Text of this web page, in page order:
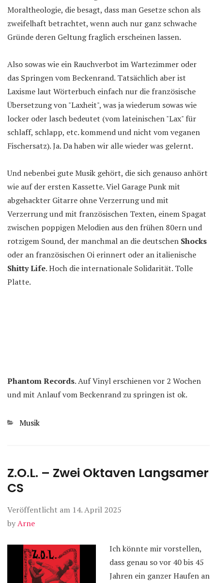
Moraltheologie, die besagt, dass man Gesetze schon als
zweifelhaft betrachtet, wenn auch nur ganz schwache
Gründe deren Geltung fraglich erscheinen lassen.
Also sowas wie ein Rauchverbot im Wartezimmer oder
das Springen vom Beckenrand. Tatsächlich aber ist
Laxisme laut Wörterbuch einfach nur die französische
Übersetzung von "Laxheit", was ja wiederum sowas wie
locker oder lasch bedeutet (vom lateinischen "Lax" für
schlaff, schlapp, etc. kommend und nicht vom veganen
Fischersatz). Ja. Da haben wir alle wieder was gelernt.
Und nebenbei gute Musik gehört, die sich genauso anhört
wie auf der ersten Kassette. Viel Garage Punk mit
abgehackter Gitarre ohne Verzerrung und mit
Verzerrung und mit französischen Texten, einem Spagat
zwischen poppigen Melodien aus den frühen 80ern und
rotzigem Sound, der manchmal an die deutschen Shocks
oder an französischen Oi erinnert oder an italienische
Shitty Life. Hoch die internationale Solidarität. Tolle
Platte.
Phantom Records. Auf Vinyl erschienen vor 2 Wochen
und mit Anlauf vom Beckenrand zu springen ist ok.
Kategorien
Musik
Z.O.L. – Zwei Oktaven Langsamer
CS
Veröffentlicht am 14. April 2025
byArne
Ich könnte mir vorstellen,
dass genau so vor 40 bis 45
Jahren ein ganzer Haufen an